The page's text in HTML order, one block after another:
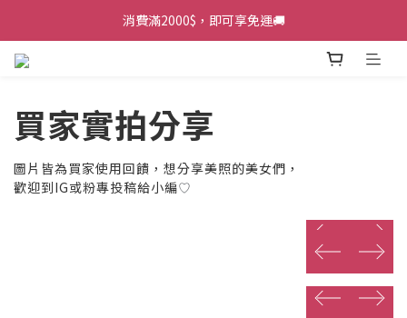
加入會員，再送100元折扣金💰
消費滿2000$，即可享免運🚚
買家實拍分享
圖片皆為買家使用回饋，想分享美照的美女們，
歡迎到IG或粉專投稿給小編♡
prev next
prev
next
prev
next
prev next